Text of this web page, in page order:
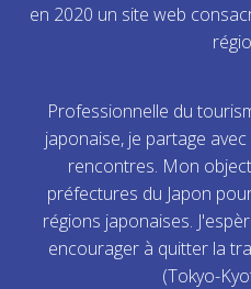
en 2020 un site web
Professionnelle du
japonaise, je partage
rencontres. Mon
préfectures du Japon
régions japonaises.
encourager à quitter la
(Tokyo-